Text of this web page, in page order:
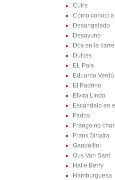
Cutre
Cómo conocí
Desangelado
Desayuno
Dos en la
Dulces
EL Pais
Eduardo Verdú
El Padrino
Elvira Lindo
Escándalo en
Fados
Frango no
Frank Sinatra
Gandolfini
Gus Van Sant
Halle Berry
Hamburguesa